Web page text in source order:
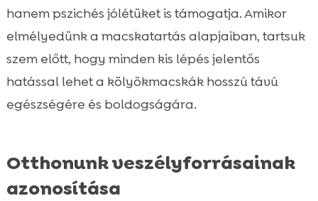
hanem pszichés jólétüket is támogatja. Amikor
elmélyedünk a macskatartás alapjaiban, tartsuk
szem előtt, hogy minden kis lépés jelentős
hatással lehet a kölyökmacskák hosszú távú
egészségére és boldogságára.
Otthonunk veszélyforrásainak
azonosítása